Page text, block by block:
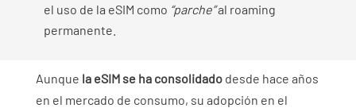
el uso de la eSIM como “parche”al roaming
permanente.
Aunque la eSIM se ha consolidadodesde hace años
en el mercado de consumo, su adopción en el